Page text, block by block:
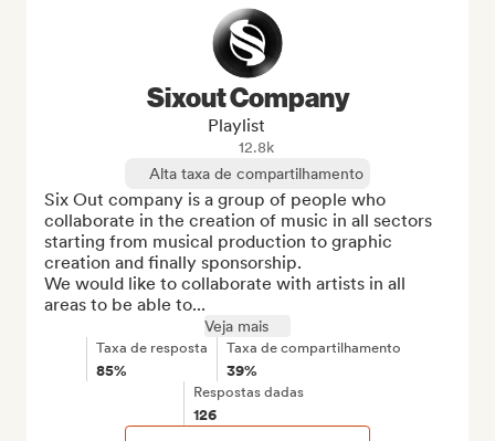
Sixout Company
Playlist
12.8k
Alta taxa de compartilhamento
Six Out company is a group of people who
collaborate in the creation of music in all sectors
starting from musical production to graphic
creation and finally sponsorship.
We would like to collaborate with artists in all
areas to be able to...
Veja mais
Taxa de resposta
85%
Taxa de compartilhamento
39%
Respostas dadas
126